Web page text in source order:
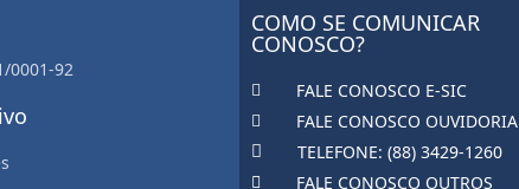
0001-92
COMO SE COMUNICAR
CONOSCO?
FALE CONOSCO E-SIC
FALE CONOSCO OUVIDORIA
TELEFONE: (88) 3429-1260
FALE CONOSCO OUTROS